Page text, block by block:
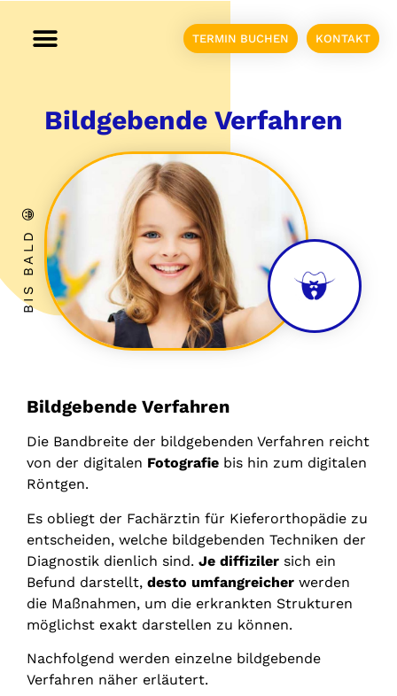
TERMIN BUCHEN KONTAKT
BIS BALD 😀
Bildgebende Verfahren
Bildgebende Verfahren
Die Bandbreite der bildgebenden Verfahren reicht
von der digitalen Fotografie bis hin zum digitalen
Röntgen.
Es obliegt der Fachärztin für Kieferorthopädie zu
entscheiden, welche bildgebenden Techniken der
Diagnostik dienlich sind. Je diffiziler sich ein
Befund darstellt, desto umfangreicher werden
die Maßnahmen, um die erkrankten Strukturen
möglichst exakt darstellen zu können.
Nachfolgend werden einzelne bildgebende
Verfahren näher erläutert.